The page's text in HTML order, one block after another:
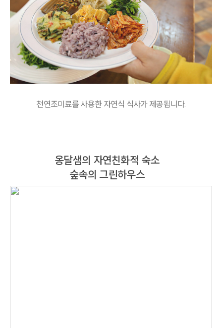
천연조미료를 사용한 자연식 식사가 제공됩니다.
옹달샘의 자연친화적 숙소
숲속의 그린하우스